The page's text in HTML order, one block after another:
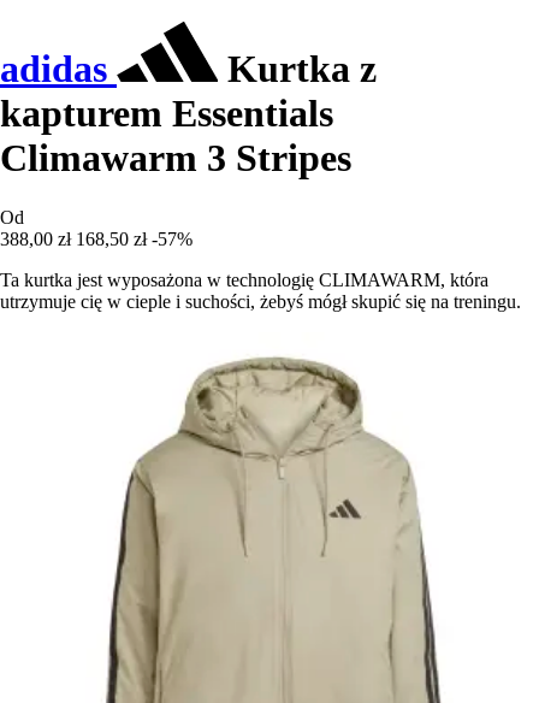
adidas
Kurtka z
kapturem Essentials
Climawarm 3 Stripes
Od
388,00 zł 168,50 zł -57%
Ta kurtka jest wyposażona w technologię CLIMAWARM, która
utrzymuje cię w cieple i suchości, żebyś mógł skupić się na treningu.